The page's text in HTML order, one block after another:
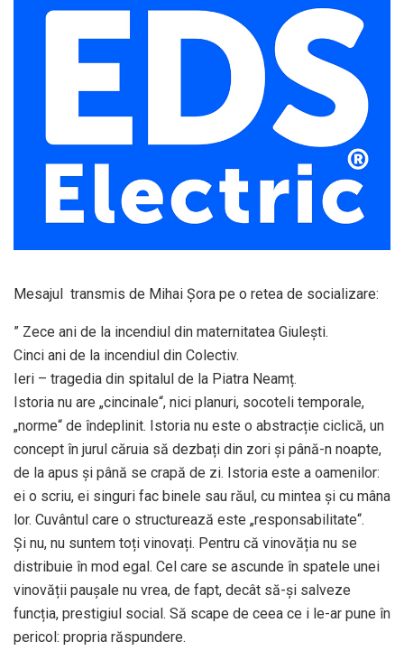
Mesajul transmis de Mihai Șora pe o retea de socializare:
” Zece ani de la incendiul din maternitatea Giulești.
Cinci ani de la incendiul din Colectiv.
Ieri – tragedia din spitalul de la Piatra Neamț.
Istoria nu are „cincinale“, nici planuri, socoteli temporale,
„norme“ de îndeplinit. Istoria nu este o abstracție ciclică, un
concept în jurul căruia să dezbați din zori și până-n noapte,
de la apus și până se crapă de zi. Istoria este a oamenilor:
ei o scriu, ei singuri fac binele sau răul, cu mintea și cu mâna
lor. Cuvântul care o structurează este „responsabilitate“.
Și nu, nu suntem toți vinovați. Pentru că vinovăția nu se
distribuie în mod egal. Cel care se ascunde în spatele unei
vinovății paușale nu vrea, de fapt, decât să-și salveze
funcția, prestigiul social. Să scape de ceea ce i le-ar pune în
pericol: propria răspundere.